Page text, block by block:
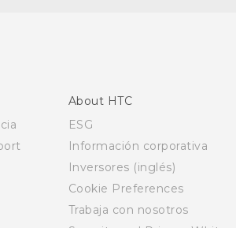
About HTC
ESG
Información corporativa
Inversores (inglés)
Cookie Preferences
Trabaja con nosotros